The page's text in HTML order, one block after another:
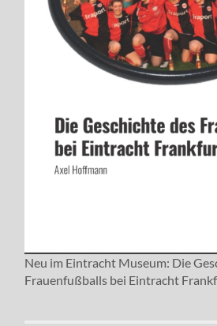
Neu im Eintracht Museum: Die
Frauenfußballs bei Eintracht